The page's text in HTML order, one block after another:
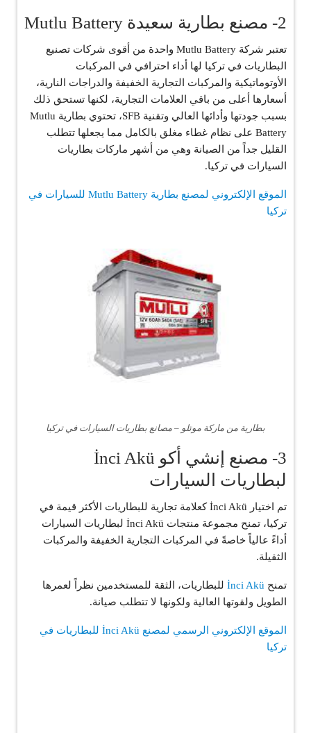
2- مصنع بطارية سعيدة Mutlu Battery
تعتبر شركة Mutlu Battery واحدة من أقوى شركات تصنيع
البطاريات في تركيا لها أداء احترافي في المركبات
الأوتوماتيكية والمركبات التجارية الخفيفة والدراجات النارية،
أسعارها أعلى من باقي العلامات التجارية، لكنها تستحق ذلك
بسبب جودتها وأدائها العالي وتقنية SFB، تحتوي بطارية Mutlu
Battery على نظام غطاء مغلق بالكامل مما يجعلها تتطلب
القليل جداً من الصيانة وهي من أشهر ماركات بطاريات
السيارات في تركيا.
الموقع الإلكتروني لمصنع بطارية Mutlu Battery للسيارات في
تركيا
بطارية من ماركة موتلو – مصانع بطاريات السيارات في تركيا
3- مصنع إنشي أكو İnci Akü
لبطاريات السيارات
تم اختيار İnci Akü كعلامة تجارية للبطاريات الأكثر قيمة في
تركيا، تمنح مجموعة منتجات İnci Akü لبطاريات السيارات
أداءً عالياً خاصةً في المركبات التجارية الخفيفة والمركبات
الثقيلة.
تمنح İnci Akü للبطاريات، الثقة للمستخدمين نظراً لعمرها
الطويل ولقوتها العالية ولكونها لا تتطلب صيانة.
الموقع الإلكتروني الرسمي لمصنع İnci Akü للبطاريات في
تركيا